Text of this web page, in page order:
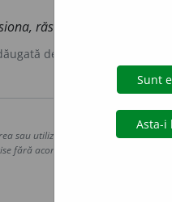
răsuci, suci.
de
Copyright ©
sau utilizarea datelor de pe acest
fără acordul nostru prealabil scris,